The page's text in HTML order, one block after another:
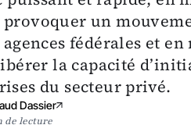
un
fédérales et en
la capacité
du secteur privé.
Dassier
de lecture